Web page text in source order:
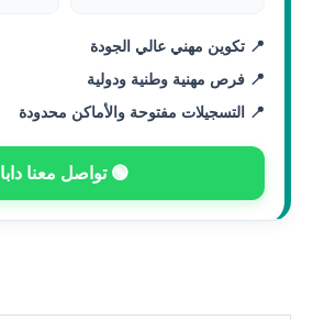
📍 تكوين مهني عالي الجودة
📍 فرص مهنية وطنية ودولية
📍 التسجيلات مفتوحة والأماكن محدودة
🟢 تواصل معنا دابا